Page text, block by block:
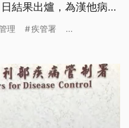
結果出爐，為漢他病毒
人病房，將會健康監控
理 疾管署 ...